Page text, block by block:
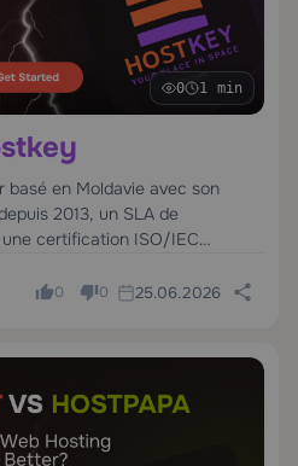
0 1 min
basé en Moldavie avec son
2013, un SLA de
certification ISO/IEC
en 2007, spécialisé dans
0 0 25.06.2026